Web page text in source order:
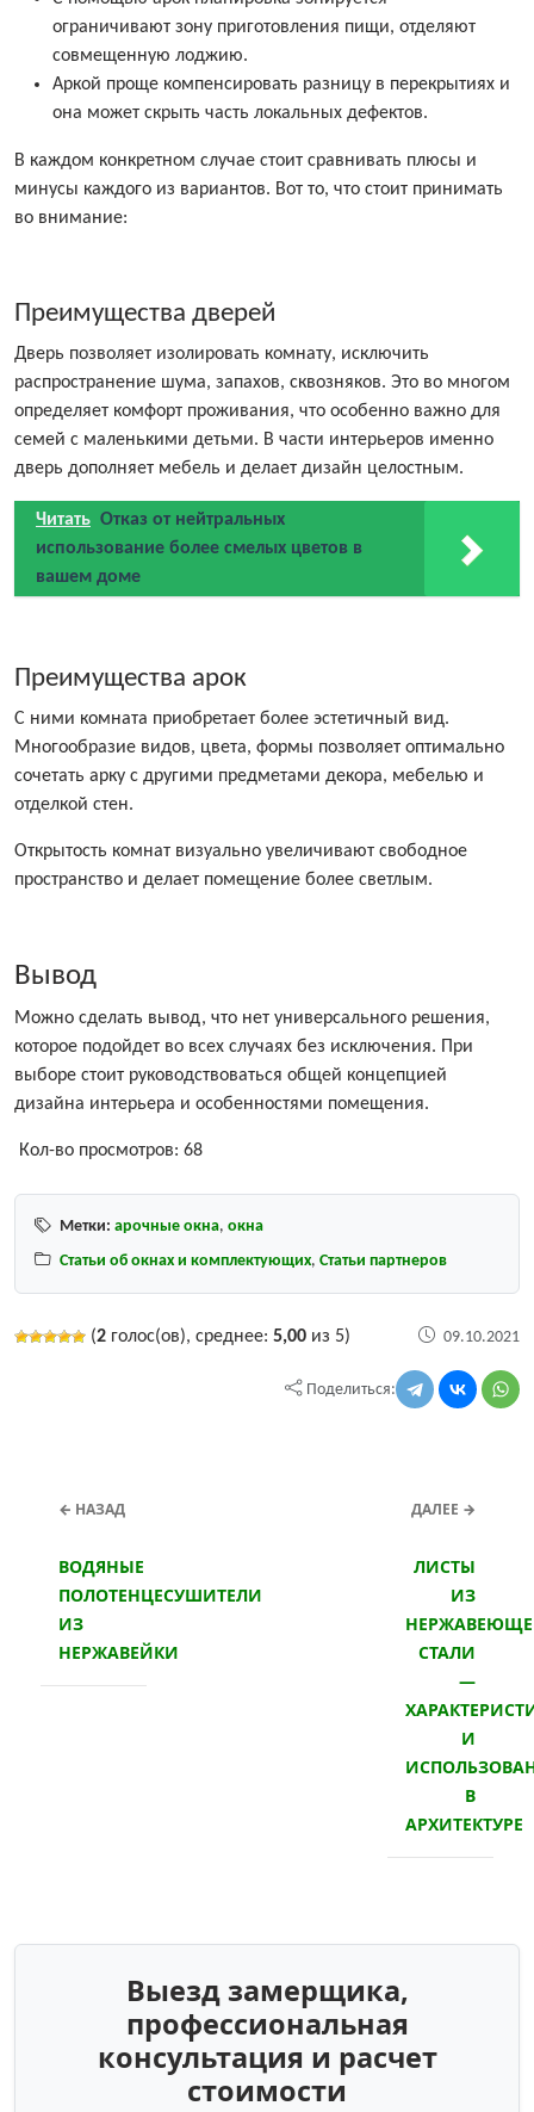
ограничивают зону приготовления пищи, отделяют
совмещенную лоджию.
Аркой проще компенсировать разницу в перекрытиях и
она может скрыть часть локальных дефектов.
В каждом конкретном случае стоит сравнивать плюсы и
минусы каждого из вариантов. Вот то, что стоит принимать
во внимание:
Преимущества дверей
Дверь позволяет изолировать комнату, исключить
распространение шума, запахов, сквозняков. Это во многом
определяет комфорт проживания, что особенно важно для
семей с маленькими детьми. В части интерьеров именно
дверь дополняет мебель и делает дизайн целостным.
Читать Отказ от нейтральных
использование более смелых цветов в
вашем доме
Преимущества арок
С ними комната приобретает более эстетичный вид.
Многообразие видов, цвета, формы позволяет оптимально
сочетать арку с другими предметами декора, мебелью и
отделкой стен.
Открытость комнат визуально увеличивают свободное
пространство и делает помещение более светлым.
Вывод
Можно сделать вывод, что нет универсального решения,
которое подойдет во всех случаях без исключения. При
выборе стоит руководствоваться общей концепцией
дизайна интерьера и особенностями помещения.
Кол-во просмотров: 68
Метки: арочные окна, окна
Статьи об окнах и комплектующих, Статьи партнеров
(2 голос(ов), среднее: 5,00 из 5) 09.10.2021
Поделиться:
← НАЗАД
ВОДЯНЫЕ
ПОЛОТЕНЦЕСУШИТЕЛИ
ИЗ
НЕРЖАВЕЙКИ
ДАЛЕЕ →
ЛИСТЫ
ИЗ
СТАЛИ
—
И
В
АРХИТЕКТУРЕ
Выезд замерщика,
профессиональная
консультация и расчет
стоимости